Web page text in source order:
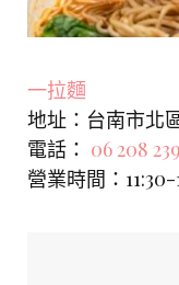
一拉麵
地址：台南市北
電話： 06 208
營業時間：